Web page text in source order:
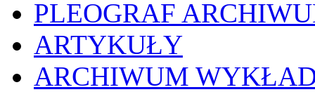
PLEOGRAF
ARTYKUŁY
ARCHIWUM